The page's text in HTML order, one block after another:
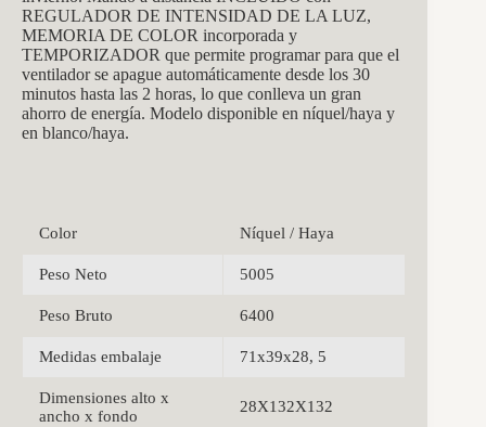
REGULADOR DE INTENSIDAD DE LA LUZ,
MEMORIA DE COLOR incorporada y
TEMPORIZADOR que permite programar para que el
ventilador se apague automáticamente desde los 30
minutos hasta las 2 horas, lo que conlleva un gran
ahorro de energía. Modelo disponible en níquel/haya y
en blanco/haya.
Color Níquel / Haya
Peso Neto 5005
Peso Bruto 6400
Medidas embalaje 71x39x28, 5
Dimensiones alto x
ancho x fondo
28X132X132